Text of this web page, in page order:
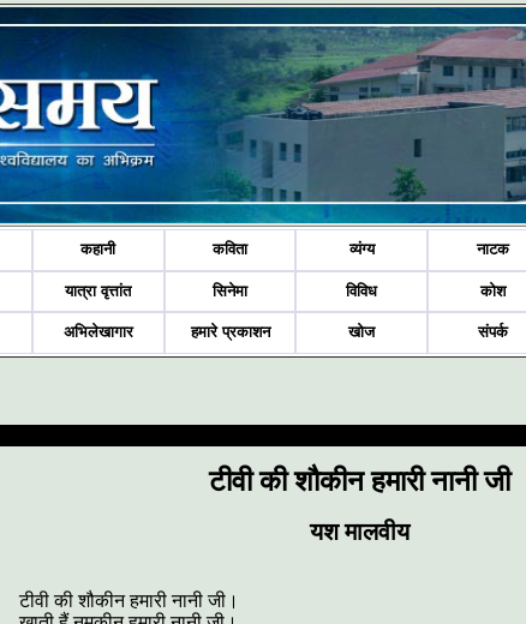
कहानी कविता व्यंग्य नाटक
यात्रा वृत्तांत सिनेमा विविध कोश
अभिलेखागार हमारे प्रकाशन खोज संपर्क
टीवी की शौकीन हमारी नानी जी
यश मालवीय
टीवी की शौकीन हमारी नानी जी।